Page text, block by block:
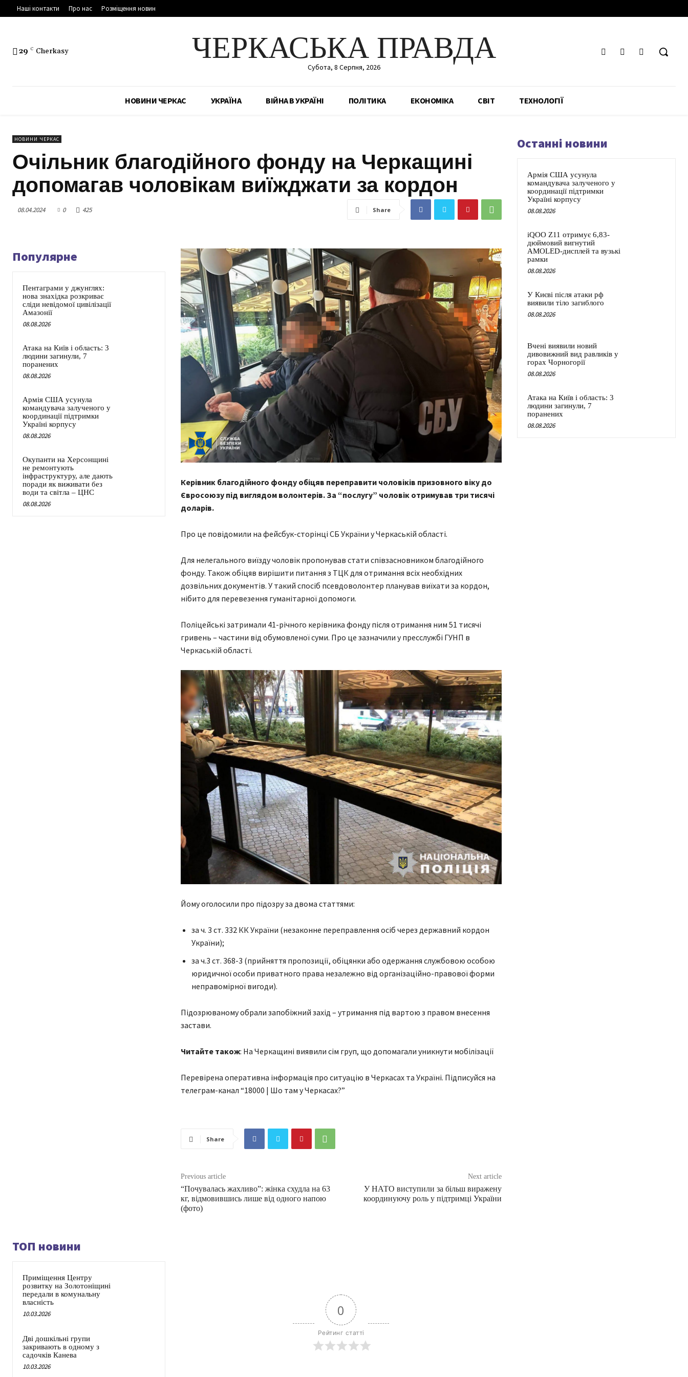
Наші контакти Про нас Розміщення новин
29 C Cherkasy ЧЕРКАСЬКА ПРАВДА
Субота, 8 Серпня, 2026
НОВИНИ ЧЕРКАС УКРАЇНА ВІЙНА В УКРАЇНІ ПОЛІТИКА ЕКОНОМІКА СВІТ ТЕХНОЛОГІЇ
НОВИНИ ЧЕРКАС
Очільник благодійного фонду на Черкащині
допомагав чоловікам виїжджати за кордон
08.04.2024 0 425 Share
Популярне
Пентаграми у джунглях:
нова знахідка розкриває
сліди невідомої цивілізації
Амазонії
08.08.2026
Атака на Київ і область: 3
людини загинули, 7
поранених
08.08.2026
Армія США усунула
командувача залученого у
координації підтримки
Україні корпусу
08.08.2026
Окупанти на Херсонщині
не ремонтують
інфраструктуру, але дають
поради як виживати без
води та світла – ЦНС
08.08.2026
Керівник благодійного фонду обіцяв переправити чоловіків призовного віку до
Євросоюзу під виглядом волонтерів. За “послугу” чоловік отримував три тисячі
доларів.
Про це повідомили на фейсбук-сторінці СБ України у Черкаській області.
Для нелегального виїзду чоловік пропонував стати співзасновником благодійного
фонду. Також обіцяв вирішити питання з ТЦК для отримання всіх необхідних
дозвільних документів. У такий спосіб псевдоволонтер планував виїхати за кордон,
нібито для перевезення гуманітарної допомоги.
Поліцейські затримали 41-річного керівника фонду після отримання ним 51 тисячі
гривень – частини від обумовленої суми. Про це зазначили у пресслужбі ГУНП в
Черкаській області.
Йому оголосили про підозру за двома статтями:
за ч. 3 ст. 332 КК України (незаконне переправлення осіб через державний кордон
України);
за ч.3 ст. 368-3 (прийняття пропозиції, обіцянки або одержання службовою особою
юридичної особи приватного права незалежно від організаційно-правової форми
неправомірної вигоди).
Підозрюваному обрали запобіжний захід – утримання під вартою з правом внесення
застави.
Читайте також: На Черкащині виявили сім груп, що допомагали уникнути мобілізації
Перевірена оперативна інформація про ситуацію в Черкасах та Україні. Підписуйся на
телеграм-канал “18000 | Шо там у Черкасах?”
Share
Previous article
“Почувалась жахливо”: жінка схудла на 63
кг, відмовившись лише від одного напою
(фото)
Next article
У НАТО виступили за більш виражену
координуючу роль у підтримці України
ТОП новини
Приміщення Центру
розвитку на Золотоніщині
передали в комунальну
власність
10.03.2026
Дві дошкільні групи
закривають в одному з
садочків Канева
10.03.2026
0
Рейтинг статті
Останні новини
Армія США усунула
командувача залученого у
координації підтримки
Україні корпусу
08.08.2026
iQOO Z11 отримує 6,83-
дюймовий вигнутий
AMOLED-дисплей та вузькі
рамки
08.08.2026
У Києві після атаки рф
виявили тіло загиблого
08.08.2026
Вчені виявили новий
дивовижний вид равликів у
горах Чорногорії
08.08.2026
Атака на Київ і область: 3
людини загинули, 7
поранених
08.08.2026